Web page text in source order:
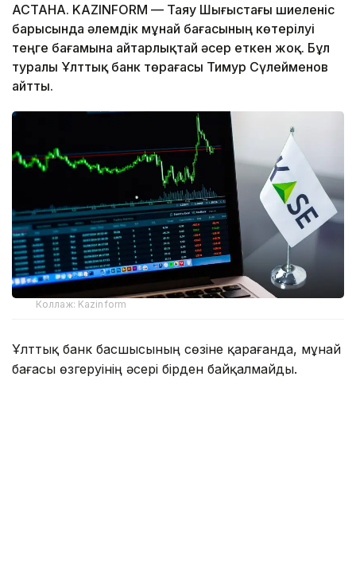
АСТАНА. KAZINFORM — Таяу Шығыстағы шиеленіс
барысында әлемдік мұнай бағасының көтерілуі
теңге бағамына айтарлықтай әсер еткен жоқ. Бұл
туралы Ұлттық банк төрағасы Тимур Сүлейменов
айтты.
Коллаж: Kazinform
Ұлттық банк басшысының сөзіне қарағанда, мұнай
бағасы өзгеруінің әсері бірден байқалмайды.